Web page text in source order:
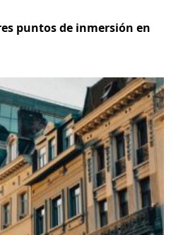
puntos de inmersión en